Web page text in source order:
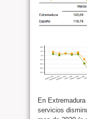
En
servicios